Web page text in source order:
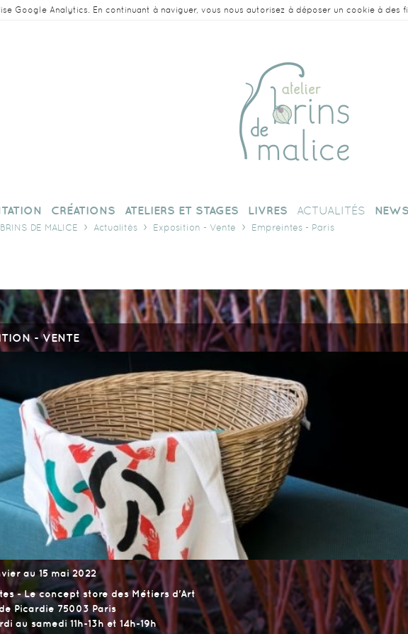
Google Analytics. En continuant à naviguer, vous nous autorisez à déposer un cookie à des
CRÉATIONS ATELIERS ET STAGES LIVRES ACTUALITÉS
DE MALICE Actualités Exposition - Vente Empreintes - Paris
- VENTE
au 15 mai 2022
- Le concept store des Métiers d'Art
Picardie 75003 Paris
au samedi 11h-13h et 14h-19h